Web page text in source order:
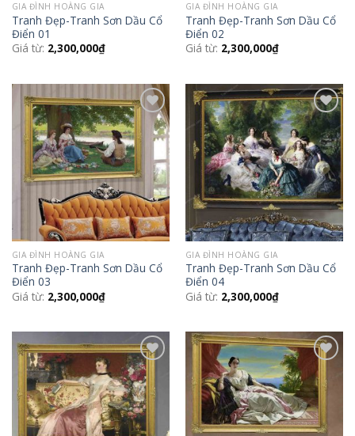
GIA ĐÌNH HOÀNG GIA
Tranh Đẹp-Tranh Sơn Dầu Cổ
Điển 01
Giá từ: 2,300,000₫
GIA ĐÌNH HOÀNG GIA
Tranh Đẹp-Tranh Sơn Dầu Cổ
Điển 02
Giá từ: 2,300,000₫
Add to
Wishlist
GIA ĐÌNH HOÀNG GIA
Tranh Đẹp-Tranh Sơn Dầu Cổ
Điển 03
Giá từ: 2,300,000₫
Add to
Wishlist
GIA ĐÌNH HOÀNG GIA
Tranh Đẹp-Tranh Sơn Dầu Cổ
Điển 04
Giá từ: 2,300,000₫
Add to
Wishlist
Add to
Wishlist